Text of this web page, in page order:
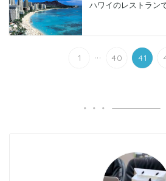
ハワイのレストラン
1 ... 40 41